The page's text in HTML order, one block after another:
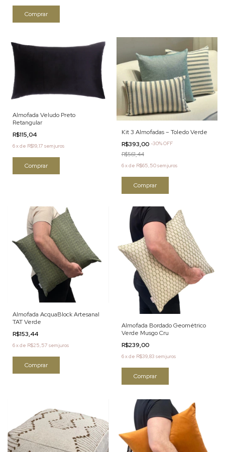
Almofada Veludo Preto
Retangular
R$115,04
6xde R$19,17 sem juros
Kit 3 Almofadas – Toledo Verde
R$393,00 -30%OFF
R$561,44
6xde R$65,50sem juros
Comprar
Almofada AcquaBlock Artesanal
TAT Verde
R$153,44
6xde R$25,57 sem juros
Almofada Bordado Geométrico
Verde Musgo Cru
R$239,00
6xde R$39,83 sem juros